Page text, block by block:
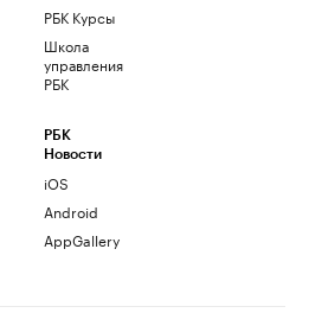
РБК Курсы
Школа
управления
РБК
РБК
Новости
iOS
Android
AppGallery